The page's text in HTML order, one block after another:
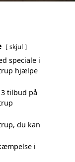
skjul
speciale i
hjælpe
tilbud på
du kan
i